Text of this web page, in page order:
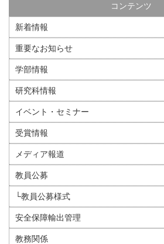
コンテンツ
新着情報
重要なお知らせ
学部情報
研究科情報
イベント・セミナー
受賞情報
メディア報道
教員公募
└教員公募様式
安全保障輸出管理
教務関係